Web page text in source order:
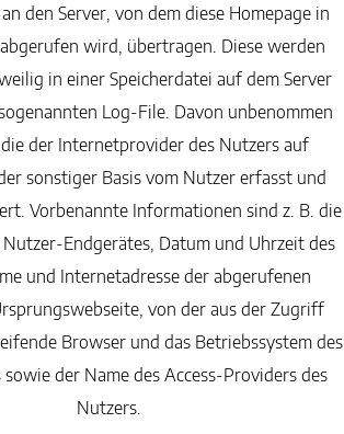
den Server, von dem diese Homepage in
wird, übertragen. Diese werden
in einer Speicherdatei auf dem Server
Log-File. Davon unbenommen
der Internetprovider des Nutzers auf
sonstiger Basis vom Nutzer erfasst und
Vorbenannte Informationen sind z. B. die
Nutzer-Endgerätes, Datum und Uhrzeit des
und Internetadresse der abgerufenen
von der aus der Zugriff
Browser und das Betriebssystem des
der Name des Access-Providers des
Nutzers.